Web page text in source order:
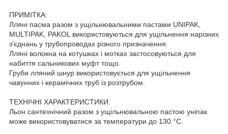
ПРИМІТКА:
Лляні пасма разом з ущільнювальними пастами UNIPAK,
MULTIPAK, PAKOL використовуються для ущільнення нарізних
з'єднань у трубопроводах різного призначення.
Лляні волокна на котушках і мотках застосовуються для
набиття сальникових муфт тощо.
Груби лляний шнур використовується для ущільнення
чавунних і керамічних труб із розтрубом.
ТЕХНІЧНІ ХАРАКТЕРИСТИКИ:
Льон сантехнічний разом з ущільнювальною пастою уніпак
може використовуватися за температури до 130 °C.